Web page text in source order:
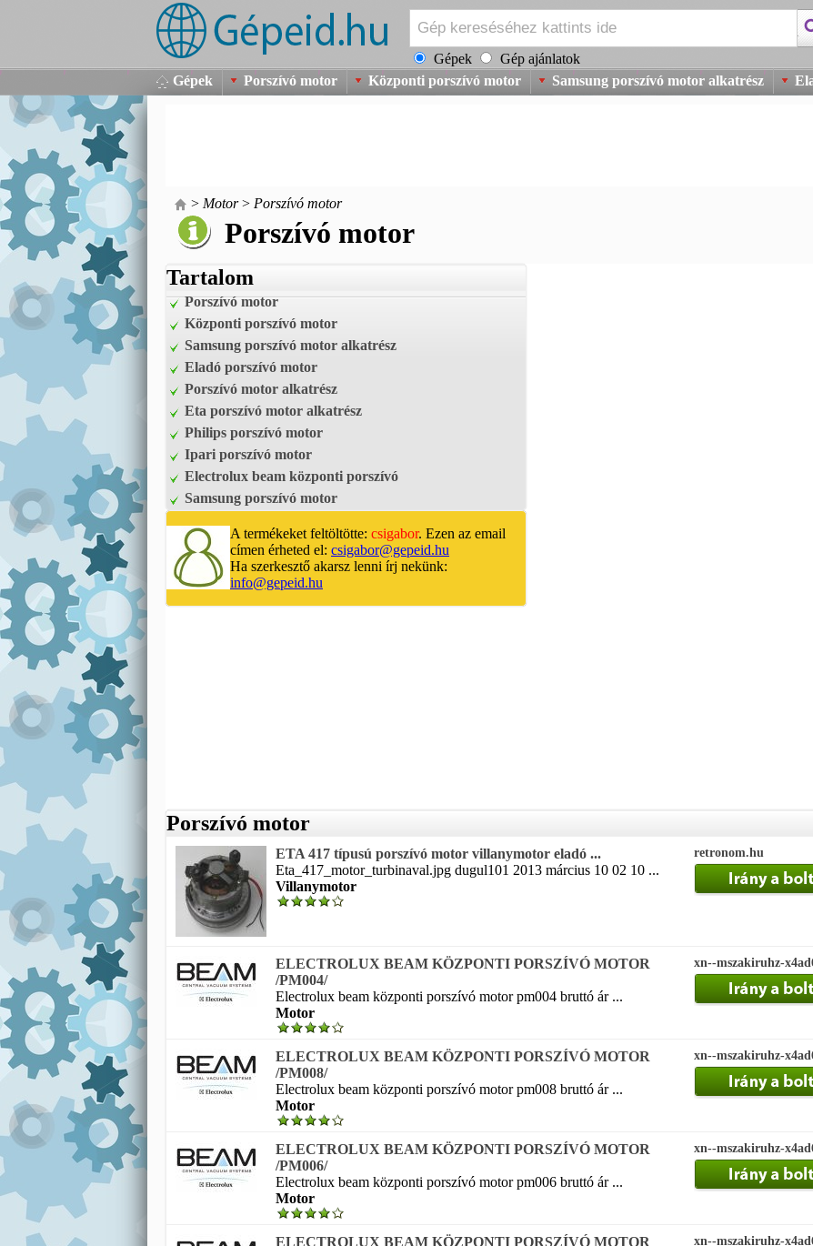
Gépek Gép ajánlatok
Gépek Porszívó motor Központi porszívó motor Samsung porszívó motor alkatrész
> Motor> Porszívó motor
Porszívó motor
Tartalom
Porszívó motor
Központi porszívó motor
Samsung porszívó motor alkatrész
Eladó porszívó motor
Porszívó motor alkatrész
Eta porszívó motor alkatrész
Philips porszívó motor
Ipari porszívó motor
Electrolux beam központi porszívó
Samsung porszívó motor
A termékeket feltöltötte: csigabor. Ezen az email
címen érheted el: csigabor@gepeid.hu
Ha szerkesztő akarsz lenni írj nekünk:
info@gepeid.hu
Porszívó motor
ETA 417 típusú porszívó motor villanymotor eladó ...
Eta_417_motor_turbinaval.jpg dugul101 2013 március 10 02 10 ...
Villanymotor
retronom.hu
ELECTROLUX BEAM KÖZPONTI PORSZÍVÓ MOTOR
/PM004/
Electrolux beam központi porszívó motor pm004 bruttó ár ...
Motor
xn--mszakiruhz-
ELECTROLUX BEAM KÖZPONTI PORSZÍVÓ MOTOR
/PM008/
Electrolux beam központi porszívó motor pm008 bruttó ár ...
Motor
xn--mszakiruhz-
ELECTROLUX BEAM KÖZPONTI PORSZÍVÓ MOTOR
/PM006/
Electrolux beam központi porszívó motor pm006 bruttó ár ...
Motor
xn--mszakiruhz-
ELECTROLUX BEAM KÖZPONTI PORSZÍVÓ MOTOR
xn--mszakiruhz-